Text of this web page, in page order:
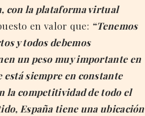
con la plataforma virtual
en valor que: “Tenemos
y todos debemos
un peso muy importante en
siempre en constante
la competitividad de todo el
España tiene una ubicación